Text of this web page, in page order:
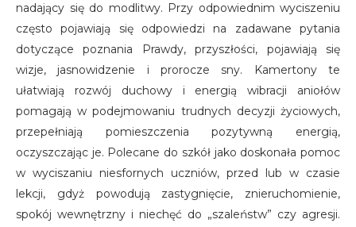
nadający się do modlitwy. Przy odpowiednim wyciszeniu
często pojawiają się odpowiedzi na zadawane pytania
dotyczące poznania Prawdy, przyszłości, pojawiają się
wizje, jasnowidzenie i prorocze sny. Kamertony te
ułatwiają rozwój duchowy i energią wibracji aniołów
pomagają w podejmowaniu trudnych decyzji życiowych,
przepełniają pomieszczenia pozytywną energią,
oczyszczając je. Polecane do szkół jako doskonała pomoc
w wyciszaniu niesfornych uczniów, przed lub w czasie
lekcji, gdyż powodują zastygnięcie, znieruchomienie,
spokój wewnętrzny i niechęć do „szaleństw” czy agresji.